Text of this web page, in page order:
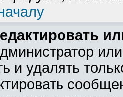
и удалять